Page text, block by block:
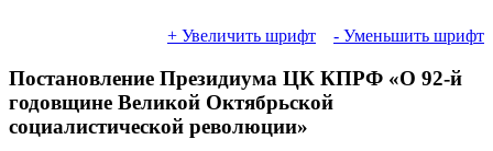
+ Увеличить шрифт - Уменьшить шрифт
Постановление Президиума ЦК КПРФ «О 92-й
годовщине Великой Октябрьской
социалистической революции»